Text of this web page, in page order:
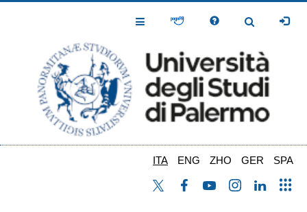
Toggle
Toggle
ITA ENG ZHO GER SPA